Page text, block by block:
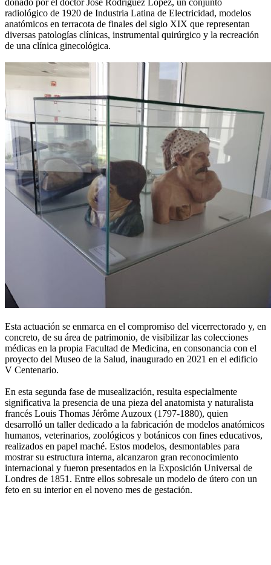
donado por el doctor José Rodríguez López, un conjunto
radiológico de 1920 de Industria Latina de Electricidad, modelos
anatómicos en terracota de finales del siglo XIX que representan
diversas patologías clínicas, instrumental quirúrgico y la recreación
de una clínica ginecológica.
Esta actuación se enmarca en el compromiso del vicerrectorado y, en
concreto, de su área de patrimonio, de visibilizar las colecciones
médicas en la propia Facultad de Medicina, en consonancia con el
proyecto del Museo de la Salud, inaugurado en 2021 en el edificio
V Centenario.
En esta segunda fase de musealización, resulta especialmente
significativa la presencia de una pieza del anatomista y naturalista
francés Louis Thomas Jérôme Auzoux (1797-1880), quien
desarrolló un taller dedicado a la fabricación de modelos anatómicos
humanos, veterinarios, zoológicos y botánicos con fines educativos,
realizados en papel maché. Estos modelos, desmontables para
mostrar su estructura interna, alcanzaron gran reconocimiento
internacional y fueron presentados en la Exposición Universal de
Londres de 1851. Entre ellos sobresale un modelo de útero con un
feto en su interior en el noveno mes de gestación.